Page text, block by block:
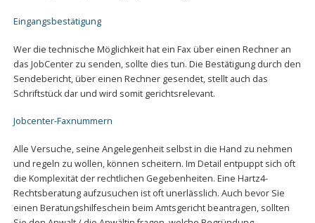
Eingangsbestätigung
Wer die technische Möglichkeit hat ein Fax über einen Rechner an
das JobCenter zu senden, sollte dies tun. Die Bestätigung durch den
Sendebericht, über einen Rechner gesendet, stellt auch das
Schriftstück dar und wird somit gerichtsrelevant.
Jobcenter-Faxnummern
Alle Versuche, seine Angelegenheit selbst in die Hand zu nehmen
und regeln zu wollen, können scheitern. Im Detail entpuppt sich oft
die Komplexität der rechtlichen Gegebenheiten. Eine Hartz4-
Rechtsberatung aufzusuchen ist oft unerlässlich. Auch bevor Sie
einen Beratungshilfeschein beim Amtsgericht beantragen, sollten